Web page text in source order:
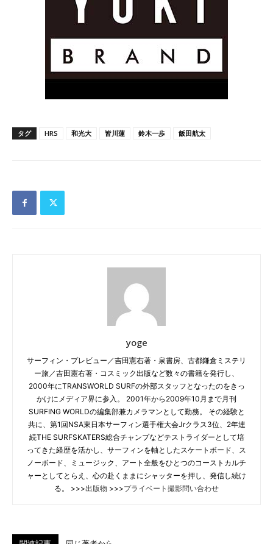
タグ HRS 和光大 皆川蓮 鈴木一歩 飯田航太
yoge
サーフィン・プレビュー／吉田憲右著・泉書房、古都鎌倉ミステリ
ー旅／吉田憲右著・コスミック出版など数々の書籍を発行し、
2000年にTRANSWORLD SURFの外部スタッフとなったのをきっ
かけにメディア界に参入。 2001年から2009年10月まで月刊
SURFING WORLDの編集部兼カメラマンとして勤務。 その経験と
共に、第1回NSA東日本サーフィン選手権大会Jrクラス3位、2年連
続THE SURFSKATERS総合チャンプなどテストライダーとして培
ってきた経歴を活かし、サーフィンを軸としたスケートボード、ス
ノーボード、ミュージック、アート全般をひとつのコーストカルチ
ャーとしてとらえ、心の赴くままにシャッターを押し、発信し続け
る。 >>>出版物 >>>プライベート撮影問い合わせ